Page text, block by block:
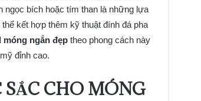
ngọc bích hoặc tím than là những lựa
kết hợp thêm kỹ thuật đính đá pha
móng ngắn đẹp theo phong cách này
đỉnh cao.
CHO MÓNG